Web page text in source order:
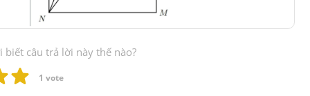
câu trả lời này thế nào?
1 vote